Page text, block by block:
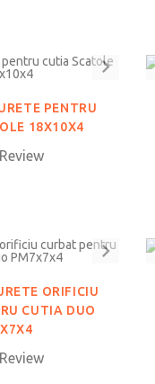
PENTRU
18X10X4
ORIFICIU
CUTIA DUO